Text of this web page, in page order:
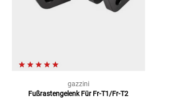
gazzini
Fußrastengelenk Für Fr-T1/Fr-T2